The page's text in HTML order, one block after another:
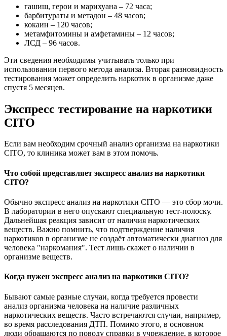
гашиш, герои и марихуана – 72 часа;
барбитураты и метадон – 48 часов;
кокаин – 120 часов;
метамфитомины и амфетамины – 12 часов;
ЛСД – 96 часов.
Эти сведения необходимы учитывать только при
использовании первого метода анализа. Вторая разновидность
тестирования может определить наркотик в организме даже
спустя 5 месяцев.
Экспресс тестирование на наркотики
CITO
Если вам необходим срочный анализ организма на наркотики
CITO, то клиника может вам в этом помочь.
Что собой представляет экспресс анализ на наркотики
CITO?
Обычно экспресс анализ на наркотики CITO — это сбор мочи.
В лаборатории в него опускают специальную тест-полоску.
Дальнейшая реакция зависит от наличия наркотических
веществ. Важно помнить, что подтверждение наличия
наркотиков в организме не создаёт автоматически диагноз для
человека "наркомания". Тест лишь скажет о наличии в
организме веществ.
Когда нужен экспресс анализ на наркотики CITO?
Бывают самые разные случаи, когда требуется провести
анализ организма человека на наличие различных
наркотических веществ. Часто встречаются случаи, например,
во время расследования ДТП. Помимо этого, в основном
люди обращаются по поводу справки в учреждение, в которое